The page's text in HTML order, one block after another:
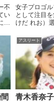
不
い
も
女子プロゴ
として注目
けだ れお）
う環境があ
ルフに携わ
は竹田麗央
しく見てい
央...
アスリート
青木香奈